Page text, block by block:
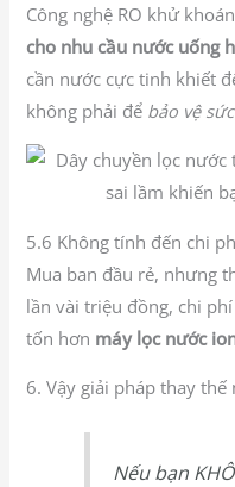
Công nghệ RO khử
cho nhu cầu nước uống
cần nước cực tinh khiết
không phải để bảo vệ
5.6 Không tính đến chi
Mua ban đầu rẻ, nhưng
lần vài triệu đồng, chi
tốn hơn máy lọc nước
6. Vậy giải pháp thay
Nếu bạn